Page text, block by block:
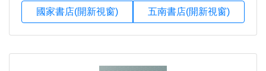
國家書店(開新視窗) 五南書店(開新視窗)